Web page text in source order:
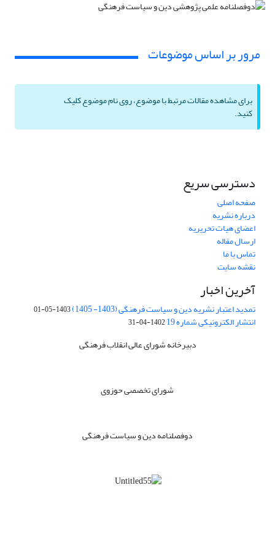
مرور بر اساس موضوعات
برای مشاهده مقالات مرتبط با موضوع، روی نام موضوع کلیک
کنید.
دسترسی سریع
صفحه اصلی
درباره نشریه
اعضای هیات تحریریه
ارسال مقاله
تماس با ما
نقشه سایت
آخرین اخبار
تمدید اعتبار نشریه دین و سیاست فرهنگی (1403- 1405) 1403-05-01
انتشار الکترونیکی شماره 19 1402-04-31
دبیرخانه شورای عالی انقلاب فرهنگی
شورای تخصصی حوزوی
دوفصلنامه دین و سیاست فرهنگی